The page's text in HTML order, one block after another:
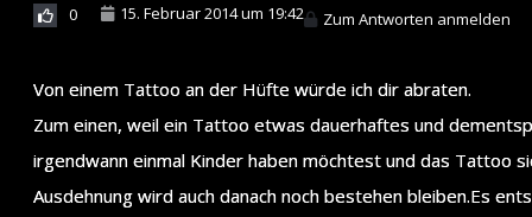
0 15. Februar 2014 um 19:42 Zum Antworten anmelden
Von einem Tattoo an der Hüfte würde ich dir abraten.
Zum einen, weil ein Tattoo etwas dauerhaftes und
irgendwann einmal Kinder haben möchtest und das Tattoo
Ausdehnung wird auch danach noch bestehen bleiben.Es